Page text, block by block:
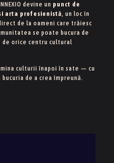
devine un punct de
arta profesionistă, un loc în
de la oameni care trăiesc
se poate bucura de
de orice centru cultural
culturii înapoi în sate — cu
de a crea împreună.